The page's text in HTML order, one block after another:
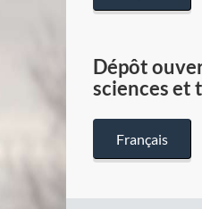
Dépôt
sciences et
Français